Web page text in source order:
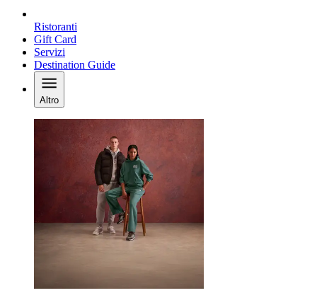
Ristoranti
Gift Card
Servizi
Destination Guide
Altro